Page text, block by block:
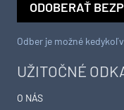
UŽITOČNÉ
O NÁS
ODOBERAŤ
Odber je možné